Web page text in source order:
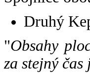
Druhý
"Obsahy
za stejný čas